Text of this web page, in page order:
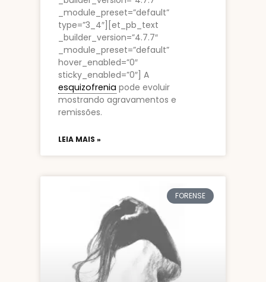
_module_preset=”default”
type=”3_4″][et_pb_text
_builder_version=”4.7.7″
_module_preset=”default”
hover_enabled=”0″
sticky_enabled=”0″] A
esquizofrenia pode evoluir
mostrando agravamentos e
remissões.
LEIA MAIS »
FORENSE